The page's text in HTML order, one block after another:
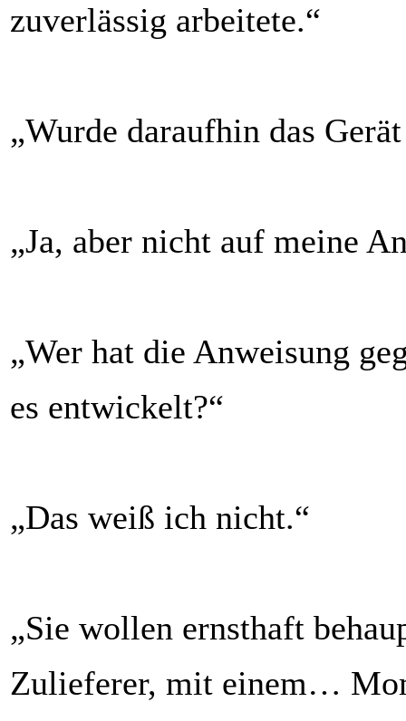
zuverlässig arbeitete.“
„Wurde daraufhin das
„Ja, aber nicht auf meine
„Wer hat die Anweisung
es entwickelt?“
„Das weiß ich nicht.“
„Sie wollen ernsthaft
Zulieferer, mit einem…